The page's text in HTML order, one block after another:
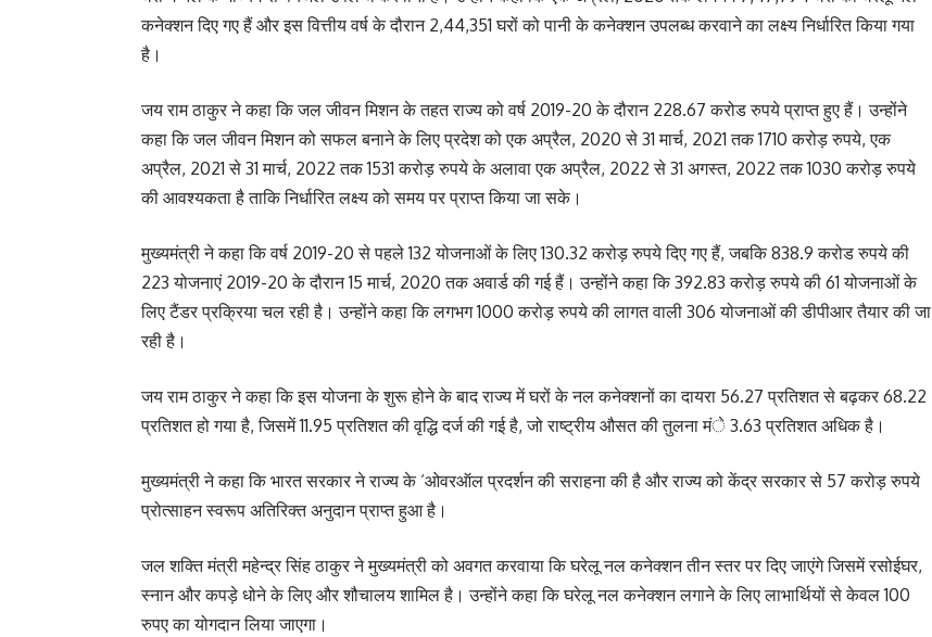
कनेक्शन दिए गए हैं और इस वित्तीय वर्ष के दौरान 2,44,351 घरों को पानी के कनेक्शन उपलब्ध करवाने का लक्ष्य निर्धारित किया गया
है।
जय राम ठाकुर ने कहा कि जल जीवन मिशन के तहत राज्य को वर्ष 2019-20 के दौरान 228.67 करोड रुपये प्राप्त हुए हैं। उन्होंने
कहा कि जल जीवन मिशन को सफल बनाने के लिए प्रदेश को एक अप्रैल, 2020 से 31 मार्च, 2021 तक 1710 करोड़ रुपये, एक
अप्रैल, 2021 से 31 मार्च, 2022 तक 1531 करोड़ रुपये के अलावा एक अप्रैल, 2022 से 31 अगस्त, 2022 तक 1030 करोड़ रुपये
की आवश्यकता है ताकि निर्धारित लक्ष्य को समय पर प्राप्त किया जा सके।
मुख्यमंत्री ने कहा कि वर्ष 2019-20 से पहले 132 योजनाओं के लिए 130.32 करोड़ रुपये दिए गए हैं, जबकि 838.9 करोड रुपये की
223 योजनाएं 2019-20 के दौरान 15 मार्च, 2020 तक अवार्ड की गई हैं। उन्होंने कहा कि 392.83 करोड़ रुपये की 61 योजनाओं के
लिए टैंडर प्रक्रिया चल रही है। उन्होंने कहा कि लगभग 1000 करोड़ रुपये की लागत वाली 306 योजनाओं की डीपीआर तैयार की जा
रही है।
जय राम ठाकुर ने कहा कि इस योजना के शुरू होने के बाद राज्य में घरों के नल कनेक्शनों का दायरा 56.27 प्रतिशत से बढ़कर 68.22
प्रतिशत हो गया है, जिसमें 11.95 प्रतिशत की वृद्धि दर्ज की गई है, जो राष्ट्रीय औसत की तुलना मंे 3.63 प्रतिशत अधिक है।
मुख्यमंत्री ने कहा कि भारत सरकार ने राज्य के ‘ओवरऑल प्रदर्शन की सराहना की है और राज्य को केंद्र सरकार से 57 करोड़ रुपये
प्रोत्साहन स्वरूप अतिरिक्त अनुदान प्राप्त हुआ है।
जल शक्ति मंत्री महेन्द्र सिंह ठाकुर ने मुख्यमंत्री को अवगत करवाया कि घरेलू नल कनेक्शन तीन स्तर पर दिए जाएंगे जिसमें रसोईघर,
स्नान और कपड़े धोने के लिए और शौचालय शामिल है। उन्होंने कहा कि घरेलू नल कनेक्शन लगाने के लिए लाभार्थियों से केवल 100
रुपए का योगदान लिया जाएगा।